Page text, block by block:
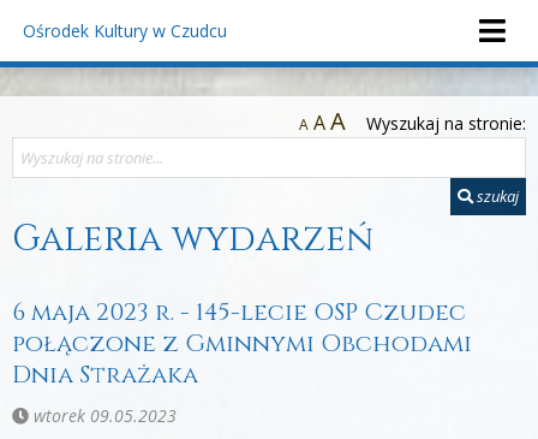
Ośrodek Kultury w Czudcu
A AA Wyszukaj na stronie:
szukaj
Galeria wydarzeń
6 maja 2023 r. - 145-lecie OSP Czudec
połączone z Gminnymi Obchodami
Dnia Strażaka
wtorek 09.05.2023